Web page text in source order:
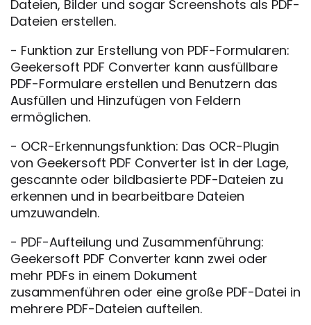
Dateien, Bilder und sogar Screenshots als PDF-
Dateien erstellen.
- Funktion zur Erstellung von PDF-Formularen:
Geekersoft PDF Converter kann ausfüllbare
PDF-Formulare erstellen und Benutzern das
Ausfüllen und Hinzufügen von Feldern
ermöglichen.
- OCR-Erkennungsfunktion: Das OCR-Plugin
von Geekersoft PDF Converter ist in der Lage,
gescannte oder bildbasierte PDF-Dateien zu
erkennen und in bearbeitbare Dateien
umzuwandeln.
- PDF-Aufteilung und Zusammenführung:
Geekersoft PDF Converter kann zwei oder
mehr PDFs in einem Dokument
zusammenführen oder eine große PDF-Datei in
mehrere PDF-Dateien aufteilen.